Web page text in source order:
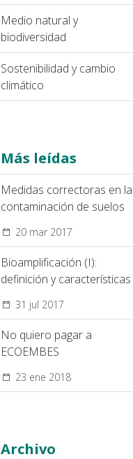
Medio natural y
biodiversidad
Sostenibilidad y cambio
climático
Más leídas
Medidas correctoras en la
contaminación de suelos
20 mar 2017
Bioamplificación (I):
definición y características
31 jul 2017
No quiero pagar a
ECOEMBES
23 ene 2018
Archivo